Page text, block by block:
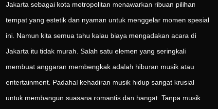
Jakarta sebagai kota metropolitan menawarkan ribuan pilihan
tempat yang estetik dan nyaman untuk menggelar momen spesial
ini. Namun kita semua tahu kalau biaya mengadakan acara di
Jakarta itu tidak murah. Salah satu elemen yang seringkali
membuat anggaran membengkak adalah hiburan musik atau
entertainment. Padahal kehadiran musik hidup sangat krusial
untuk membangun suasana romantis dan hangat. Tanpa musik